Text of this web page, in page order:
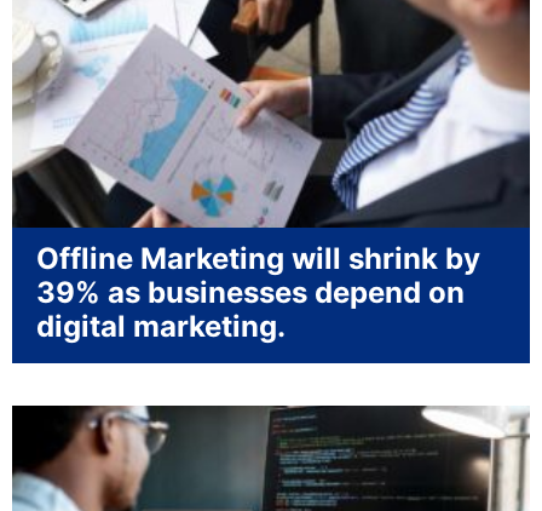
Offline Marketing will shrink by
39% as businesses depend on
digital marketing.